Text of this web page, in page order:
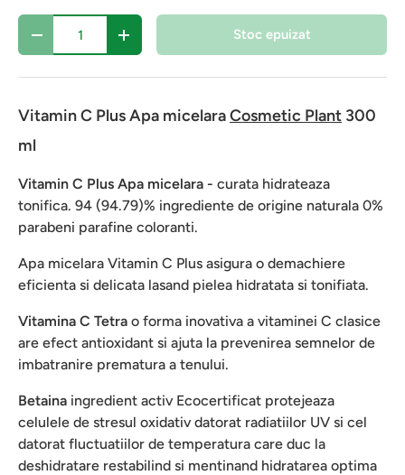
Cantitate
- + Stoc epuizat
Vitamin C Plus Apa micelaraCosmetic Plant 300
ml
Vitamin C Plus Apa micelara - curata hidrateaza
tonifica. 94 (94.79)% ingrediente de origine naturala 0%
parabeni parafine coloranti.
Apa micelara Vitamin C Plus asigura o demachiere
eficienta si delicata lasand pielea hidratata si tonifiata.
Vitamina C Tetra o forma inovativa a vitaminei C clasice
are efect antioxidant si ajuta la prevenirea semnelor de
imbatranire prematura a tenului.
Betaina ingredient activ Ecocertificat protejeaza
celulele de stresul oxidativ datorat radiatiilor UV si cel
datorat fluctuatiilor de temperatura care duc la
deshidratare restabilind si mentinand hidratarea optima